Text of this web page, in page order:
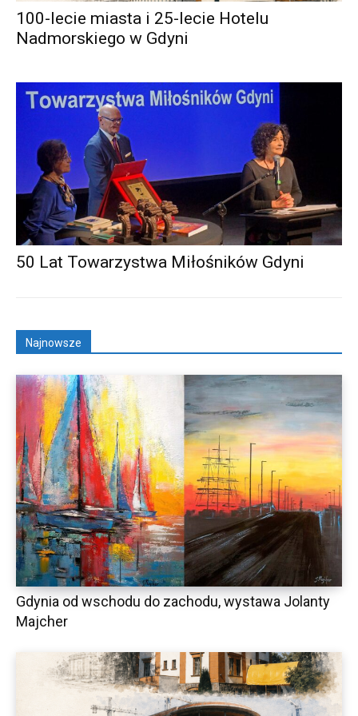
100-lecie miasta i 25-lecie Hotelu
Nadmorskiego w Gdyni
50 Lat Towarzystwa Miłośników Gdyni
Najnowsze
Gdynia od wschodu do zachodu, wystawa Jolanty
Majcher